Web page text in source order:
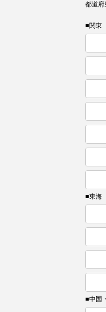
都道府
■関東
■東海
■中国